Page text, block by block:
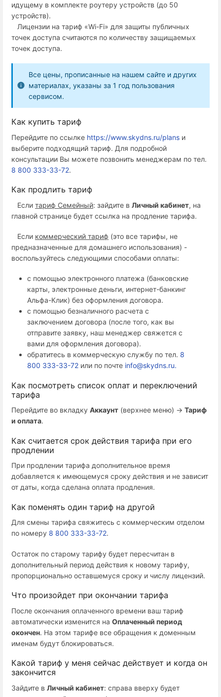
идущему в комплекте роутеру устройств (до 50
устройств).
Лицензии на тариф «Wi-Fi» для защиты публичных
точек доступа считаются по количеству защищаемых
точек доступа.
Все цены, прописанные на нашем сайте и других
материалах, указаны за 1 год пользования
сервисом.
Как купить тариф
Перейдите по ссылке https://www.skydns.ru/plans и
выберите подходящий тариф. Для подробной
консультации Вы можете позвонить менеджерам по тел.
8 800 333-33-72.
Как продлить тариф
Если тариф Семейный: зайдите в Личный кабинет, на
главной странице будет ссылка на продление тарифа.
Если коммерческий тариф (это все тарифы, не
предназначенные для домашнего использования) -
воспользуйтесь следующими способами оплаты:
с помощью электронного платежа (банковские
карты, электронные деньги, интернет-банкинг
Альфа-Клик) без оформления договора.
с помощью безналичного расчета с
заключением договора (после того, как вы
отправите заявку, наш менеджер свяжется с
вами для оформления договора).
обратитесь в коммерческую службу по тел. 8
800 333-33-72 или по почте info@skydns.ru.
Как посмотреть список оплат и переключений
тарифа
Перейдите во вкладку Аккаунт (верхнее меню) → Тариф
и оплата.
Как считается срок действия тарифа при его
продлении
При продлении тарифа дополнительное время
добавляется к имеющемуся сроку действия и не зависит
от даты, когда сделана оплата продления.
Как поменять один тариф на другой
Для смены тарифа свяжитесь с коммерческим отделом
по номеру 8 800 333-33-72.
Остаток по старому тарифу будет пересчитан в
дополнительный период действия к новому тарифу,
пропорционально оставшемуся сроку и числу лицензий.
Что произойдет при окончании тарифа
После окончания оплаченного времени ваш тариф
автоматически изменится на Оплаченный период
окончен. На этом тарифе все обращения к доменным
именам будут блокироваться.
Какой тариф у меня сейчас действует и когда он
закончится
Зайдите в Личный кабинет: справа вверху будет